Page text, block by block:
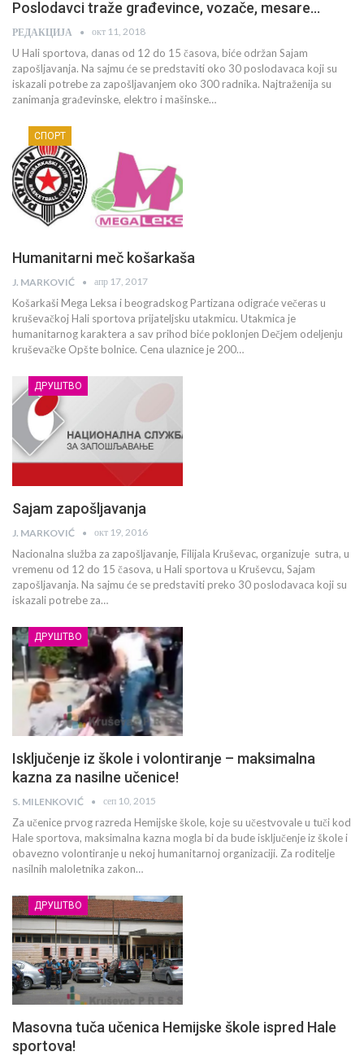
Poslodavci traže građevince, vozače, mesare…
РЕДАКЦИЈА окт 11, 2018
U Hali sportova, danas od 12 do 15 časova, biće održan Sajam
zapošljavanja. Na sajmu će se predstaviti oko 30 poslodavaca koji su
iskazali potrebe za zapošljavanjem oko 300 radnika. Najtraženija su
zanimanja građevinske, elektro i mašinske…
СПОРТ
Humanitarni meč košarkaša
J. MARKOVIĆ апр 17, 2017
Košarkaši Mega Leksa i beogradskog Partizana odigraće večeras u
kruševačkoj Hali sportova prijateljsku utakmicu. Utakmica je
humanitarnog karaktera a sav prihod biće poklonjen Dečjem odeljenju
kruševačke Opšte bolnice. Cena ulaznice je 200…
ДРУШТВО
Sajam zapošljavanja
J. MARKOVIĆ окт 19, 2016
Nacionalna služba za zapošljavanje, Filijala Kruševac, organizuje sutra, u
vremenu od 12 do 15 časova, u Hali sportova u Kruševcu, Sajam
zapošljavanja. Na sajmu će se predstaviti preko 30 poslodavaca koji su
iskazali potrebe za…
ДРУШТВО
Isključenje iz škole i volontiranje – maksimalna
kazna za nasilne učenice!
S. MILENKOVIĆ сеп 10, 2015
Za učenice prvog razreda Hemijske škole, koje su učestvovale u tuči kod
Hale sportova, maksimalna kazna mogla bi da bude isključenje iz škole i
obavezno volontiranje u nekoj humanitarnoj organizaciji. Za roditelje
nasilnih maloletnika zakon…
ДРУШТВО
Masovna tuča učenica Hemijske škole ispred Hale
sportova!